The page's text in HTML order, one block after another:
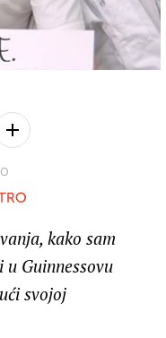
kako sam
u Guinnessovu
svojoj